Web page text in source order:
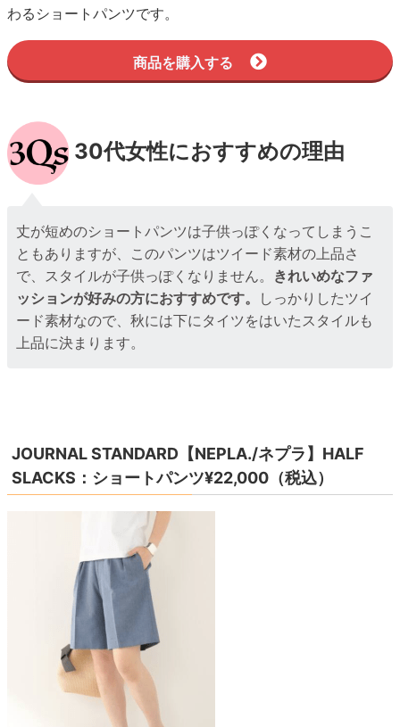
わるショートパンツです。
商品を購入する
30代女性におすすめの理由
丈が短めのショートパンツは子供っぽくなってしまうこ
ともありますが、このパンツはツイード素材の上品さ
で、スタイルが子供っぽくなりません。 きれいめなファ
ッションが好みの方におすすめです。
しっかりしたツイ
ード素材なので、秋には下にタイツをはいたスタイルも
上品に決まります。
JOURNAL STANDARD【NEPLA./ネプラ】HALF
SLACKS：ショートパンツ¥22,000（税込）